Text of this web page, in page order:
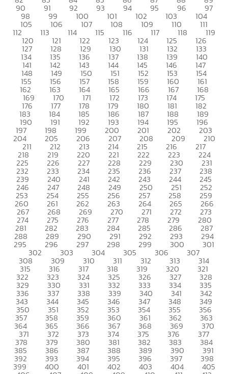
90 91 92 93 94 95 96 97
98 99 100 101 102 103 104
105 106 107 108 109 110 111
112 113 114 115 116 117 118 119
120 121 122 123 124 125 126
127 128 129 130 131 132 133
134 135 136 137 138 139 140
141 142 143 144 145 146 147
148 149 150 151 152 153 154
155 156 157 158 159 160 161
162 163 164 165 166 167 168
169 170 171 172 173 174 175
176 177 178 179 180 181 182
183 184 185 186 187 188 189
190 191 192 193 194 195 196
197 198 199 200 201 202 203
204 205 206 207 208 209 210
211 212 213 214 215 216 217
218 219 220 221 222 223 224
225 226 227 228 229 230 231
232 233 234 235 236 237 238
239 240 241 242 243 244 245
246 247 248 249 250 251 252
253 254 255 256 257 258 259
260 261 262 263 264 265 266
267 268 269 270 271 272 273
274 275 276 277 278 279 280
281 282 283 284 285 286 287
288 289 290 291 292 293 294
295 296 297 298 299 300 301
302 303 304 305 306 307
308 309 310 311 312 313 314
315 316 317 318 319 320 321
322 323 324 325 326 327 328
329 330 331 332 333 334 335
336 337 338 339 340 341 342
343 344 345 346 347 348 349
350 351 352 353 354 355 356
357 358 359 360 361 362 363
364 365 366 367 368 369 370
371 372 373 374 375 376 377
378 379 380 381 382 383 384
385 386 387 388 389 390 391
392 393 394 395 396 397 398
399 400 401 402 403 404 405